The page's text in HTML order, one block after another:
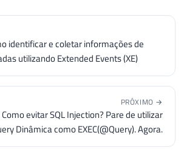
identificar e coletar informações de
utilizando Extended Events (XE)
PRÓXIMO →
evitar SQL Injection? Pare de utilizar
Dinâmica como EXEC(@Query). Agora.